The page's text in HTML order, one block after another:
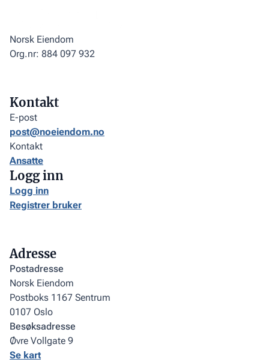
Norsk Eiendom
Org.nr: 884 097 932
Kontakt
E-post
post@noeiendom.no
Kontakt
Ansatte
Logg inn
Logg inn
Registrer bruker
Adresse
Postadresse
Norsk Eiendom
Postboks 1167 Sentrum
0107 Oslo
Besøksadresse
Øvre Vollgate 9
Se kart